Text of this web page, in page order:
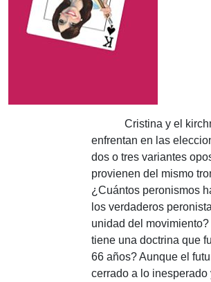
Cristina y el
enfrentan en las
dos o tres variantes
provienen del mismo
¿Cuántos peronismos
los verdaderos
unidad del movimiento?
tiene una doctrina que
66 años?Aunque el
cerrado a lo inesperado